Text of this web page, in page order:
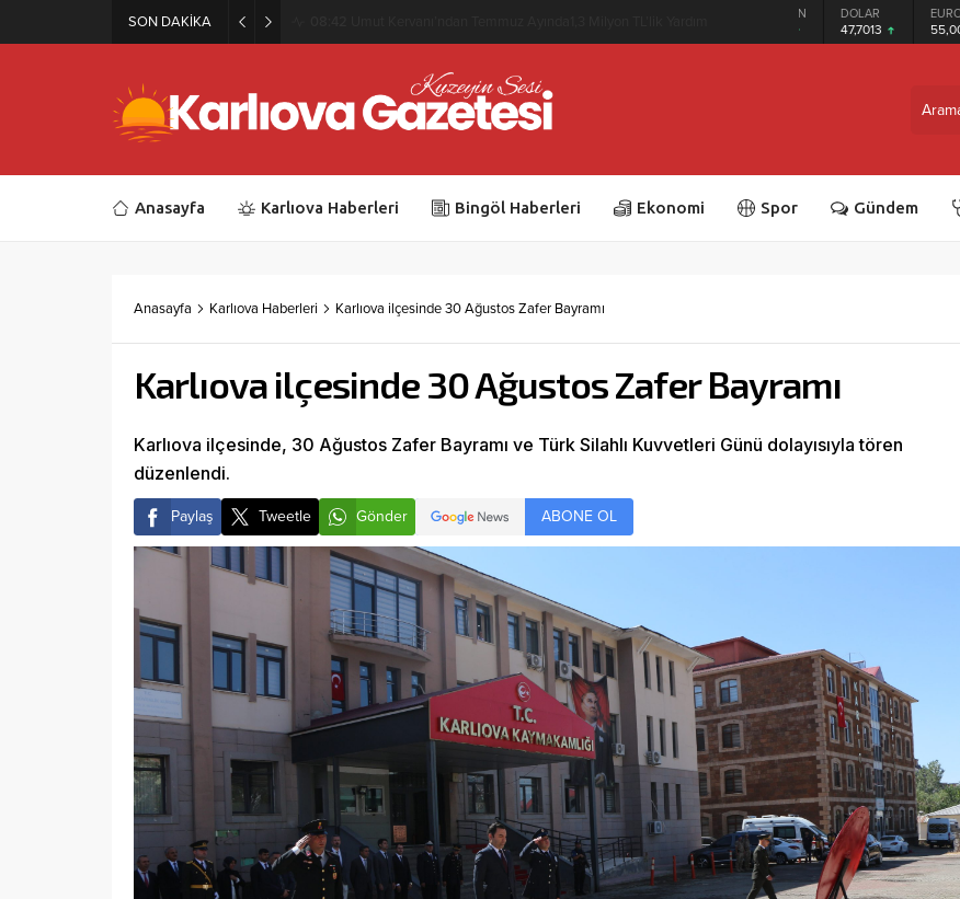
SON DAKİKA DOLAR
47,7013
EURO
55,0086
Anasayfa Karlıova Haberleri Bingöl Haberleri Ekonomi Spor Gündem
Anasayfa Karlıova Haberleri Karlıova ilçesinde 30 Ağustos Zafer Bayramı
Karlıova ilçesinde 30 Ağustos Zafer Bayramı
Karlıova ilçesinde, 30 Ağustos Zafer Bayramı ve Türk Silahlı Kuvvetleri Günü dolayısıyla tören
düzenlendi.
Paylaş Tweetle Gönder ABONE OL